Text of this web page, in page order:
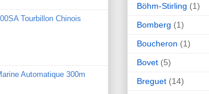
Tourbillon Chinois
Automatique 300m
Böhm-Stirling (1)
Bomberg (1)
Boucheron (1)
Bovet (5)
Breguet (14)